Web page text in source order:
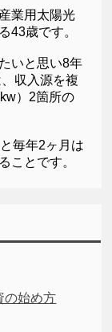
業用太陽光
43歳です。
いと思い8年
収入源を複
）2箇所の
毎年2ヶ月は
ことです。
の始め方